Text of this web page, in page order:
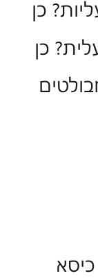
כן
כן